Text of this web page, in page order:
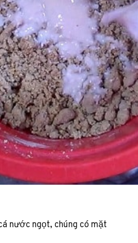
nước ngọt, chúng có mặt